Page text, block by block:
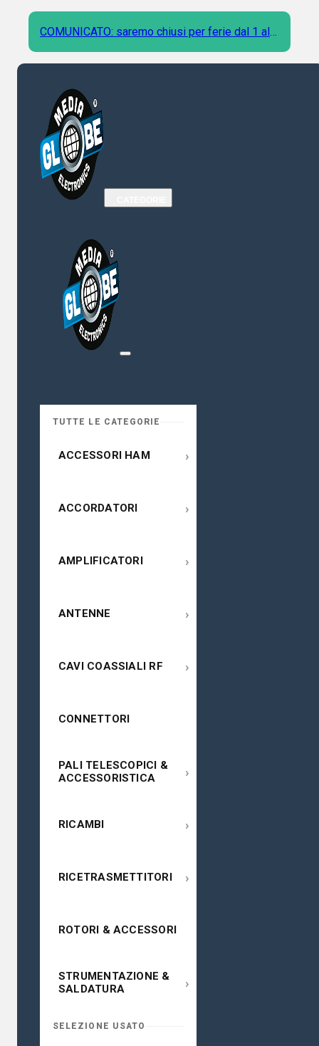
COMUNICATO: saremo chiusi per ferie dal 1 al 9
Agosto
TUTTE LE CATEGORIE
ACCESSORI HAM ›
ACCORDATORI ›
AMPLIFICATORI ›
ANTENNE ›
CAVI COASSIALI RF ›
CONNETTORI
PALI TELESCOPICI &
ACCESSORISTICA
›
RICAMBI ›
RICETRASMETTITORI ›
ROTORI & ACCESSORI
STRUMENTAZIONE &
SALDATURA
›
SELEZIONE USATO